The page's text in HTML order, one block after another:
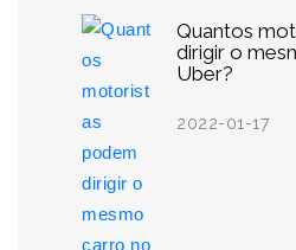
Quantos
dirigir o
Uber?
2022-01-17